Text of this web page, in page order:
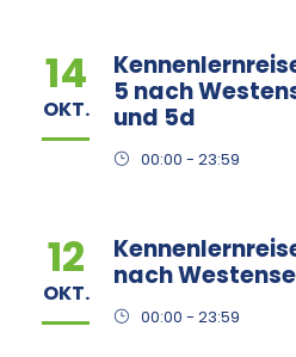
14
OKT.
5 nach
und 5d
00:00 - 23:59
12
OKT.
nach
00:00 - 23:59